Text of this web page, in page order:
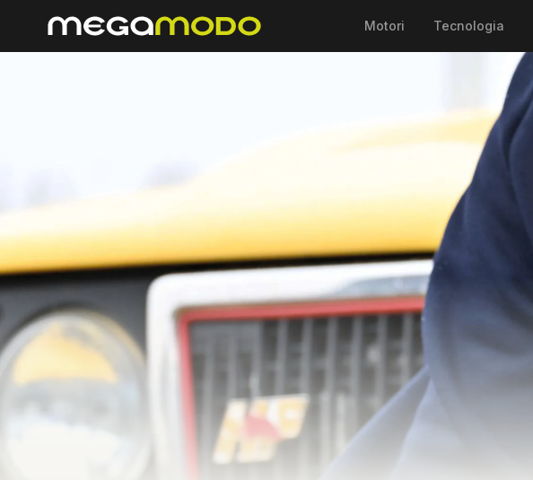
Motori Tecnologia